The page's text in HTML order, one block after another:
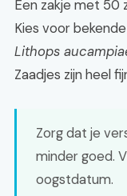
Een zakje met
Kies voor
Lithops
Zaadjes zijn heel
Zorg dat je
minder goed.
oogstdatum.